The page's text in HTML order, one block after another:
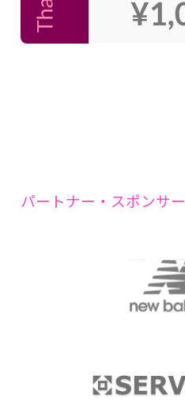
パートナー・スポンサー